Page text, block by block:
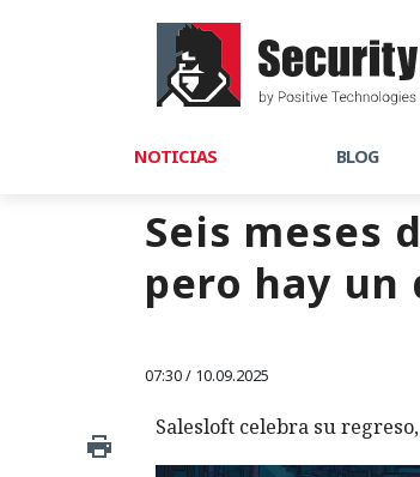
NOTICIAS BLOG
Seis meses
pero hay un
07:30 / 10.09.2025
Salesloft celebra su